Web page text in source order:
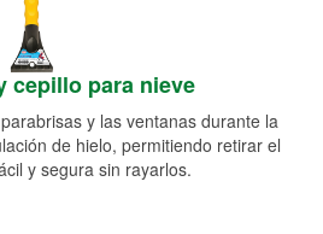
cepillo para nieve
y las ventanas durante la
de hielo, permitiendo retirar el
y segura sin rayarlos.